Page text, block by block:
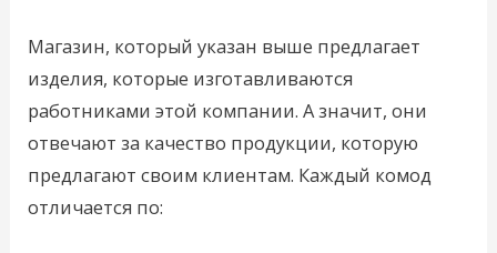
Магазин, который указан выше предлагает
изделия, которые изготавливаются
работниками этой компании. А значит, они
отвечают за качество продукции, которую
предлагают своим клиентам. Каждый комод
отличается по: